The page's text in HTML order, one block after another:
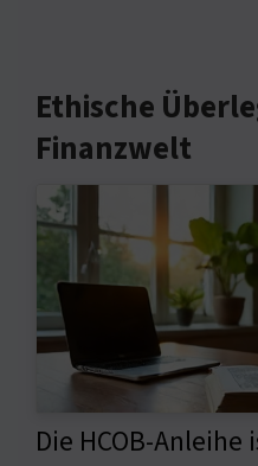
Ethische
Finanzwelt
Die HCOB-